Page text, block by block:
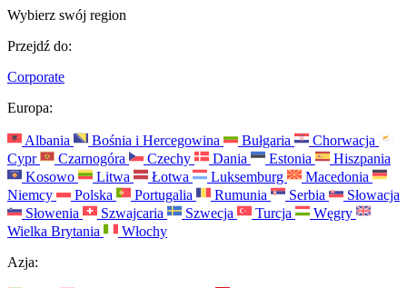
Wybierz swój region
Przejdź do:
Corporate
Europa:
Albania Bośnia i Hercegowina Bułgaria
Chorwacja
Cypr
Czarnogóra Czechy Dania Estonia
Hiszpania
Kosowo
Litwa Łotwa Luksemburg
Macedonia
Niemcy
Polska Portugalia Rumunia Serbia
Słowacja
Słowenia
Szwajcaria Szwecja Turcja
Węgry
Wielka Brytania
Włochy
Azja: